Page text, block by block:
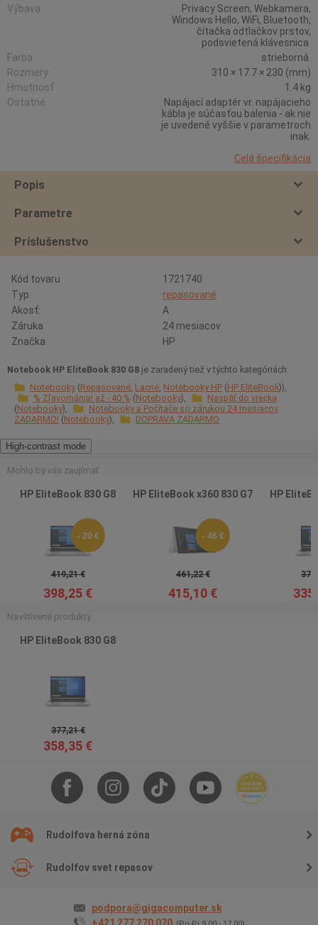
Výbava
Privacy Screen, Webkamera,
Windows Hello, WiFi, Bluetooth,
čítačka odtlačkov prstov,
podsvietená klávesnica
Farba
strieborná
Rozmery
310 × 17.7 × 230 (mm)
Hmotnosť
1.4 kg
Ostatné
Napájací adaptér vr. napájacieho
kábla je súčasťou balenia - ak nie
je uvedené vyššie v parametroch
inak.
Celá špecifikácia
Popis
Parametre
Príslušenstvo
Kód tovaru
1721740
Typ
repasované
Akosť:
A
Záruka
24 mesiacov
Značka
HP
Notebook HP EliteBook 830 G8 je zaradený tiež v týchto kategóriách:
Notebooky Repasované Lacné Notebooky HP HP EliteBook
% Zľavománia! až - 40 % Notebooky
Naspäť do vrecka
Notebooky
Notebooky a Počítače so zárukou 24 mesiacov
ZADARMO! Notebooky DOPRAVA ZADARMO
High-contrast mode
Mohlo by vás zaujímať
HP EliteBook 830 G8
- 20 €
419,21 €
398,25 €
HP EliteBook x360 830 G7
- 46 €
461,22 €
415,10 €
HP
Navštívené produkty
HP EliteBook 830 G8
377,21 €
358,35 €
Rudolfova herná zóna
Rudolfov svet repasov
podpora@gigacomputer.sk